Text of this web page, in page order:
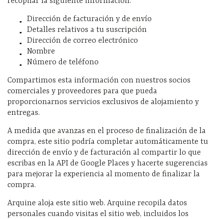
Dirección de facturación y de envío
Detalles relativos a tu suscripción
Dirección de correo electrónico
Nombre
Número de teléfono
Compartimos esta información con nuestros socios
comerciales y proveedores para que pueda
proporcionarnos servicios exclusivos de alojamiento y
entregas.
A medida que avanzas en el proceso de finalización de la
compra, este sitio podría completar automáticamente tu
dirección de envío y de facturación al compartir lo que
escribas en la API de Google Places y hacerte sugerencias
para mejorar la experiencia al momento de finalizar la
compra.
Arquine aloja este sitio web. Arquine recopila datos
personales cuando visitas el sitio web, incluidos los